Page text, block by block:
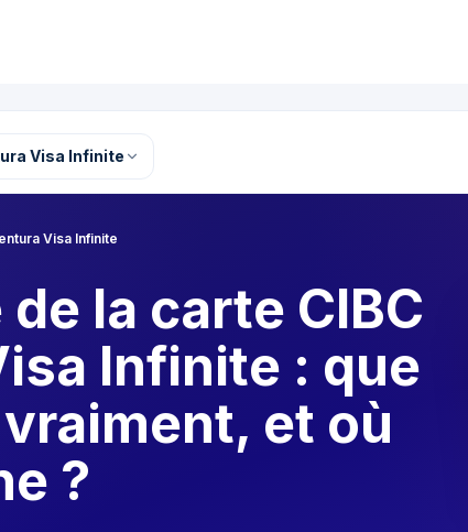
Visa Infinite
Visa Infinite
la carte CIBC
Infinite : que
et où
?